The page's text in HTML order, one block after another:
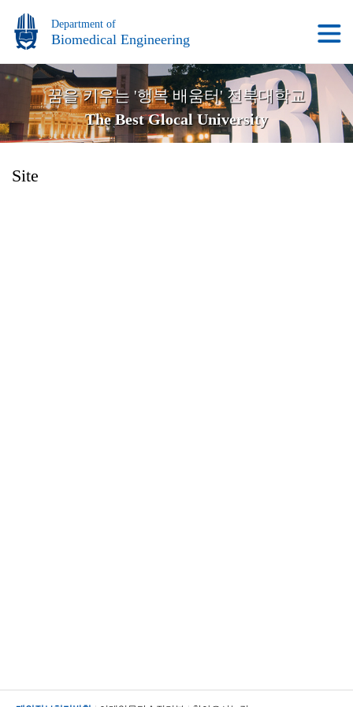
Department of
Biomedical Engineering
꿈을 키우는 '행복 배움터' 전북대학교
The Best Glocal University
Site